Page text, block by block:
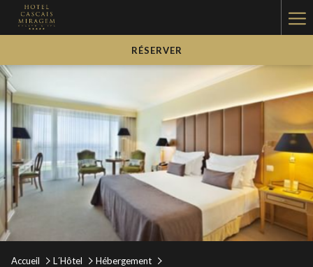
RÉSERVER
Accueil L´Hôtel
Hébergement